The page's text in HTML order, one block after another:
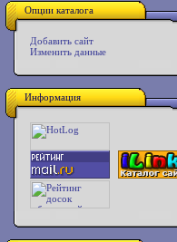
Опции каталога
Добавить сайт
Изменить данные
Информация